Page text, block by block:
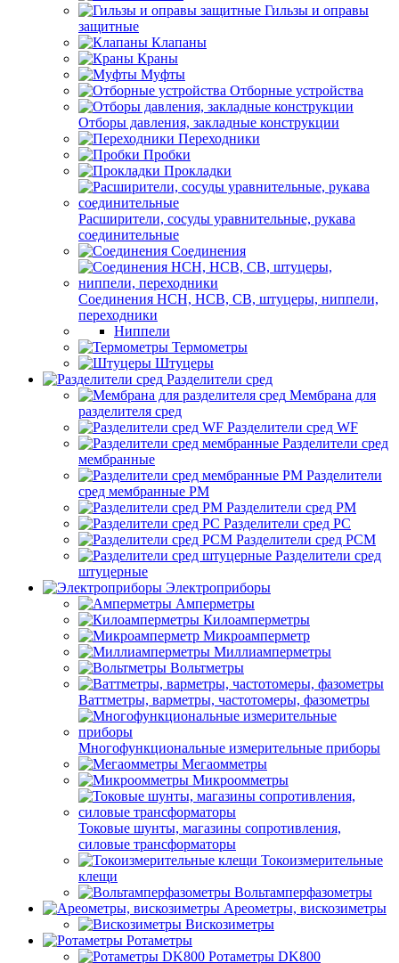
Гильзы и оправы
защитные
Клапаны
Краны
Муфты
Отборные устройства
Отборы давления, закладные конструкции
Переходники
Пробки
Прокладки
Расширители, сосуды уравнительные, рукава
соединительные
Соединения
Соединения НСН, НСВ, СВ, штуцеры, ниппели,
переходники
Ниппели
Термометры
Штуцеры
Разделители сред
Мембрана для
разделителя сред
Разделители сред WF
Разделители сред
мембранные
Разделители
сред мембранные РМ
Разделители сред РМ
Разделители сред РС
Разделители сред РСМ
Разделители сред
штуцерные
Электроприборы
Амперметры
Килоамперметры
Микроамперметр
Миллиамперметры
Вольтметры
Ваттметры, варметры, частотомеры, фазометры
Многофункциональные измерительные приборы
Мегаомметры
Микроомметры
Токовые шунты, магазины сопротивления,
силовые трансформаторы
Токоизмерительные
клещи
Вольтамперфазометры
Ареометры, вискозиметры
Вискозиметры
Ротаметры
Ротаметры DK800